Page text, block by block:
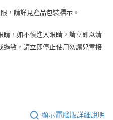
，請詳見產品包裝標示。
睛，如不慎進入眼睛，請立即以清
過敏，請立即停止使用勿讓兒童接
顯示電腦版詳細說明